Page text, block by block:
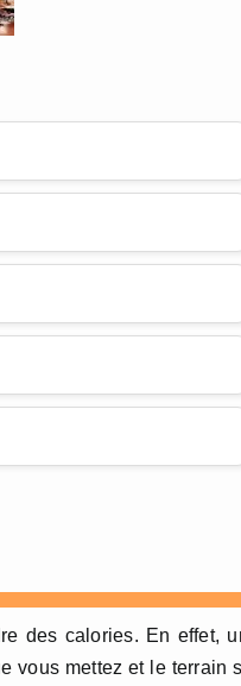
des calories. En effet,
vous mettez et le terrain